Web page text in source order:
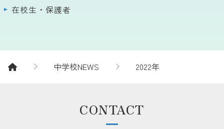
在校生・保護者
中学校NEWS 2022年
CONTACT